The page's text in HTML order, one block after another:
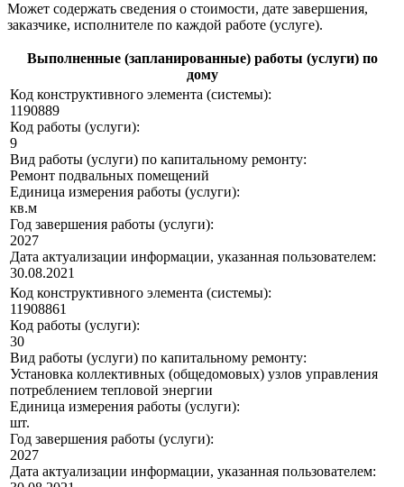
Может содержать сведения о стоимости, дате завершения,
заказчике, исполнителе по каждой работе (услуге).
Выполненные (запланированные) работы (услуги) по
дому
Код конструктивного элемента (системы):
1190889
Код работы (услуги):
9
Вид работы (услуги) по капитальному ремонту:
Ремонт подвальных помещений
Единица измерения работы (услуги):
кв.м
Год завершения работы (услуги):
2027
Дата актуализации информации, указанная пользователем:
30.08.2021
Код конструктивного элемента (системы):
11908861
Код работы (услуги):
30
Вид работы (услуги) по капитальному ремонту:
Установка коллективных (общедомовых) узлов управления
потреблением тепловой энергии
Единица измерения работы (услуги):
шт.
Год завершения работы (услуги):
2027
Дата актуализации информации, указанная пользователем: